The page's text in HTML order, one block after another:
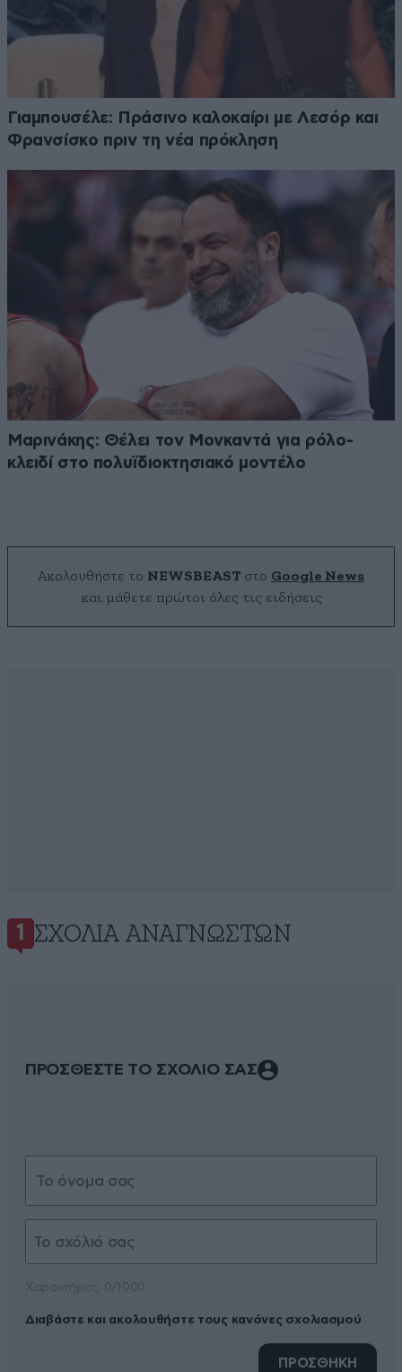
Γιαμπουσέλε: Πράσινο καλοκαίρι με Λεσόρ και
Φρανσίσκο πριν τη νέα πρόκληση
Μαρινάκης: Θέλει τον Μονκαντά για ρόλο-
κλειδί στο πολυϊδιοκτησιακό μοντέλο
Ακολουθήστε το NEWSBEAST στο Google News
και μάθετε πρώτοι όλες τις ειδήσεις
1 ΣΧΌΛΙΑ ΑΝΑΓΝΩΣΤΏΝ
ΠΡΟΣΘΕΣΤΕ ΤΟ ΣΧΟΛΙΟ ΣΑΣ
Διαβάστε και ακολουθήστε τους κανόνες σχολιασμού
ΠΡΟΣΘΗΚΗ